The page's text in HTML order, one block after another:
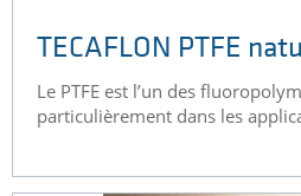
TECAFLON PTFE
Le PTFE est l’un des
particulièrement dans les